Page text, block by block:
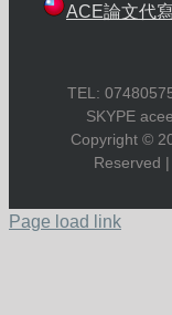
ACE論文代寫
TEL:
SKYPE
Copyright ©
Reserved |
Page load link